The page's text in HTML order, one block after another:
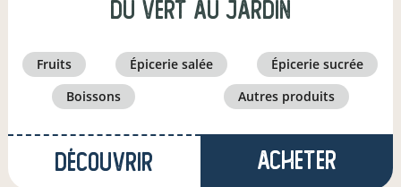
Du vert au jardin
fruits épicerie salée
épicerie sucrée
boissons
autres produits
Découvrir Acheter